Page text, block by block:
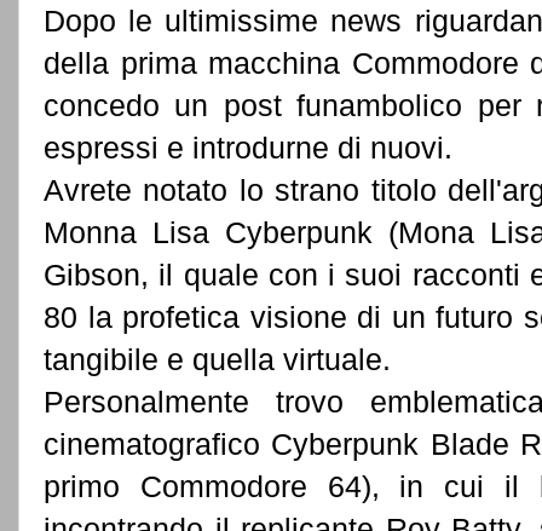
Dopo le ultimissime news
della prima macchina Commodore
concedo un post funambolico per
espressi e introdurne di nuovi.
Avrete notato lo strano titolo
Monna Lisa Cyberpunk (Mona
Gibson, il quale con i suoi racconti
80 la profetica visione di un futuro
tangibile e quella virtuale.
Personalmente trovo
cinematografico Cyberpunk Blade
primo Commodore 64), in cui il